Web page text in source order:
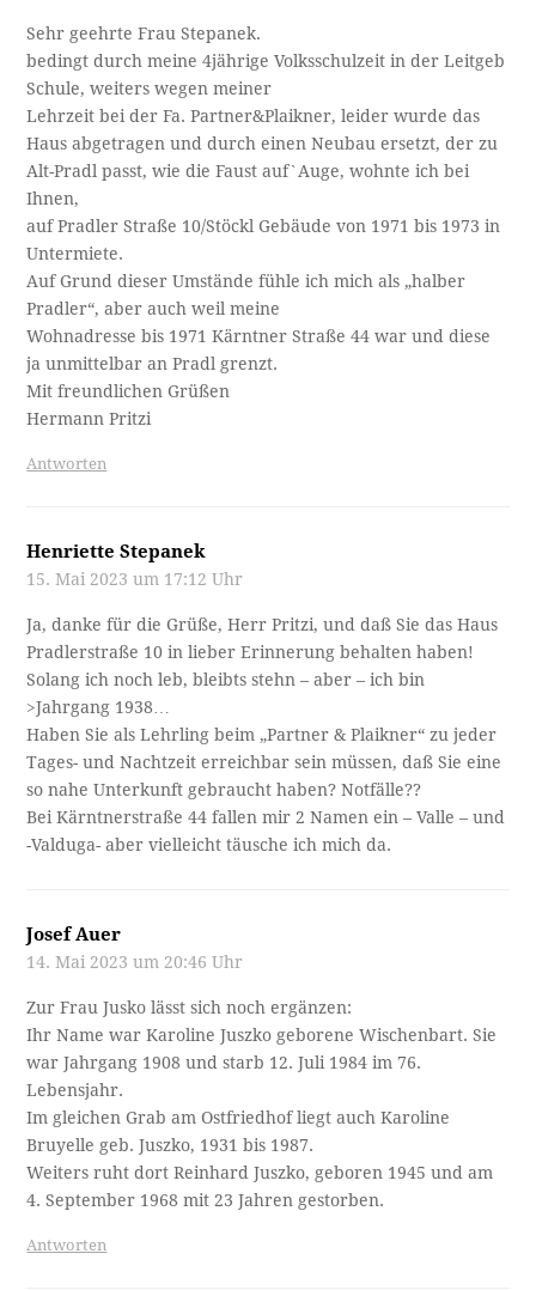
Sehr geehrte Frau Stepanek.
bedingt durch meine 4jährige Volksschulzeit in der Leitgeb
Schule, weiters wegen meiner
Lehrzeit bei der Fa. Partner&Plaikner, leider wurde das
Haus abgetragen und durch einen Neubau ersetzt, der zu
Alt-Pradl passt, wie die Faust auf`Auge, wohnte ich bei
Ihnen,
auf Pradler Straße 10/Stöckl Gebäude von 1971 bis 1973 in
Untermiete.
Auf Grund dieser Umstände fühle ich mich als „halber
Pradler“, aber auch weil meine
Wohnadresse bis 1971 Kärntner Straße 44 war und diese
ja unmittelbar an Pradl grenzt.
Mit freundlichen Grüßen
Hermann Pritzi
Antworten
Henriette Stepanek
15. Mai 2023 um 17:12 Uhr
Ja, danke für die Grüße, Herr Pritzi, und daß Sie das Haus
Pradlerstraße 10 in lieber Erinnerung behalten haben!
Solang ich noch leb, bleibts stehn – aber – ich bin
>Jahrgang 1938…
Haben Sie als Lehrling beim „Partner & Plaikner“ zu jeder
Tages- und Nachtzeit erreichbar sein müssen, daß Sie eine
so nahe Unterkunft gebraucht haben? Notfälle??
Bei Kärntnerstraße 44 fallen mir 2 Namen ein – Valle – und
-Valduga- aber vielleicht täusche ich mich da.
Josef Auer
14. Mai 2023 um 20:46 Uhr
Zur Frau Jusko lässt sich noch ergänzen:
Ihr Name war Karoline Juszko geborene Wischenbart. Sie
war Jahrgang 1908 und starb 12. Juli 1984 im 76.
Lebensjahr.
Im gleichen Grab am Ostfriedhof liegt auch Karoline
Bruyelle geb. Juszko, 1931 bis 1987.
Weiters ruht dort Reinhard Juszko, geboren 1945 und am
4. September 1968 mit 23 Jahren gestorben.
Antworten